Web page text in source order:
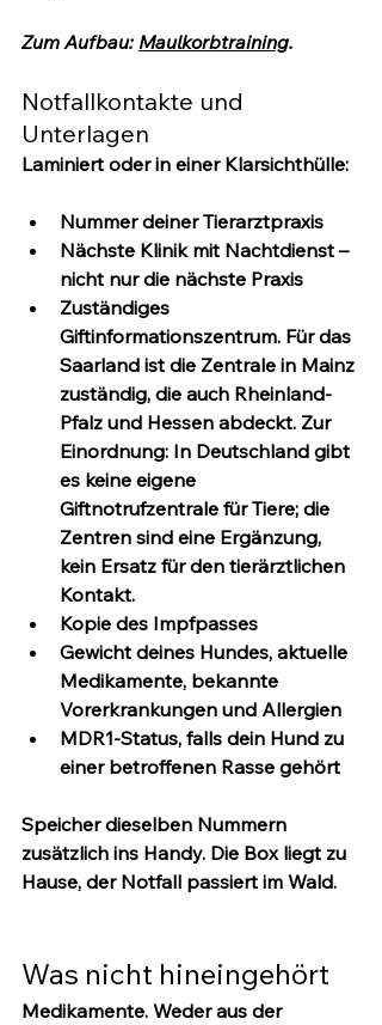
Zum Aufbau: Maulkorbtraining.
Notfallkontakte und
Unterlagen
Laminiert oder in einer Klarsichthülle:
Nummer deiner Tierarztpraxis
Nächste Klinik mit Nachtdienst –
nicht nur die nächste Praxis
Zuständiges
Giftinformationszentrum. Für das
Saarland ist die Zentrale in Mainz
zuständig, die auch Rheinland-
Pfalz und Hessen abdeckt. Zur
Einordnung: In Deutschland gibt
es keine eigene
Giftnotrufzentrale für Tiere; die
Zentren sind eine Ergänzung,
kein Ersatz für den tierärztlichen
Kontakt.
Kopie des Impfpasses
Gewicht deines Hundes, aktuelle
Medikamente, bekannte
Vorerkrankungen und Allergien
MDR1-Status, falls dein Hund zu
einer betroffenen Rasse gehört
Speicher dieselben Nummern
zusätzlich ins Handy. Die Box liegt zu
Hause, der Notfall passiert im Wald.
Was nicht hineingehört
Medikamente. Weder aus der